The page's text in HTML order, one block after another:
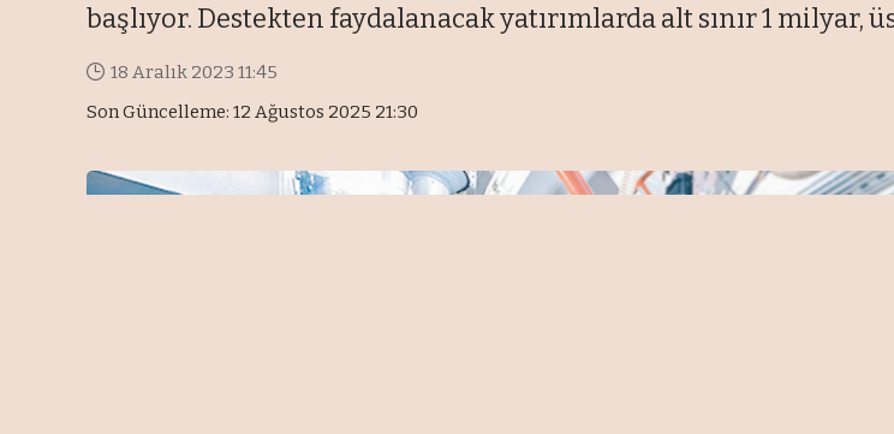
başlıyor. Destekten faydalanacak yatırımlarda alt sınır 1 milyar,
Son Güncelleme: 12 Ağustos 2025 21:30
18 Aralık 2023 11:45